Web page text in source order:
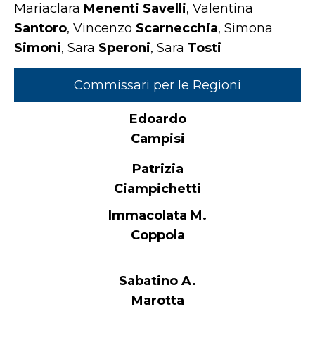
Mariaclara Menenti Savelli, Valentina
Santoro, Vincenzo Scarnecchia, Simona
Simoni, Sara Speroni, Sara Tosti
Commissari per le Regioni
Edoardo
Campisi
Patrizia
Ciampichetti
Immacolata M.
Coppola
Sabatino A.
Marotta